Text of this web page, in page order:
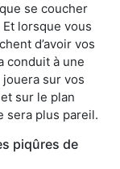
se coucher
lorsque vous
d’avoir vos
conduit à une
sur vos
sur le plan
sera plus pareil.
piqûres de